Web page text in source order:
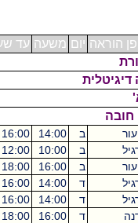
הוראה יום משעה עד שעה
14:00
16:00
10:00
12:00
16:00
18:00
14:00
16:00
14:00
16:00
16:00
18:00